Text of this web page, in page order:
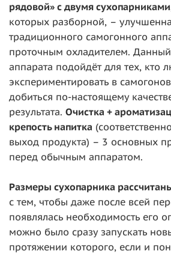
рядовой» с двумя
которых разборной, –
традиционного самогонного
проточным охладителем.
аппарата подойдёт для тех, кто
экспериментировать в
добиться по-настоящему
результата. Очистка +
крепость напитка
выход продукта) – 3 основных
перед обычным аппаратом.
Размеры сухопарника
с тем, чтобы даже после всей
появлялась необходимость его
можно было сразу запускать
протяжении которого, если и